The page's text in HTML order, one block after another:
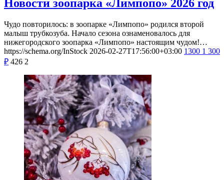
Новости зоопарка «Лимпопо» 2026 год
Чудо повторилось: в зоопарке «Лимпопо» родился второй
малыш трубкозуба. Начало сезона ознаменовалось для
нижегородского зоопарка «Лимпопо» настоящим чудом!…
https://schema.org/InStock 2026-02-27T17:56:00+03:00 1300 1 300
₽ 426 2